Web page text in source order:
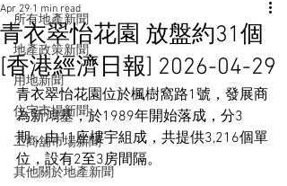
所有地產新聞
地產政策新聞
用地新聞
住宅市場新聞
工商舖市場新聞
其他關於地產新聞
青衣翠怡花園 放盤約31個
[香港經濟日報] 2026-04-29
Apr 29 1 min read
青衣翠怡花園位於楓樹窩路1號，發展商
為新鴻基，於1989年開始落成，分3
期，由11座樓宇組成，共提供3,216個單
位，設有2至3房間隔。